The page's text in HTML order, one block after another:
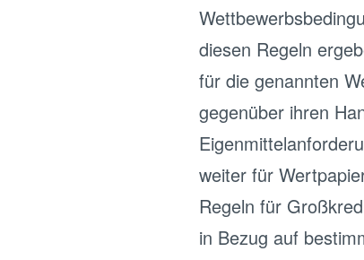
diesen Regeln
für die genannten
gegenüber ihren
weiter für
Regeln für
in Bezug auf